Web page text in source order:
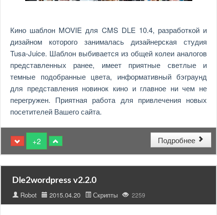
Кино шаблон MOVIE для CMS DLE 10.4, разработкой и
дизайном которого занималась дизайнерская студия
Tusa-Juice. Шаблон выбивается из общей колеи аналогов
представленных ранее, имеет приятные светлые и
темные подобранные цвета, информативный бэграунд
для представления новинок кино и главное ни чем не
перегружен. Приятная работа для привлечения новых
посетителей Вашего сайта.
+2 Подробнее
Dle2wordpress v2.2.0
Robot 2015.04.20 Скрипты 2259